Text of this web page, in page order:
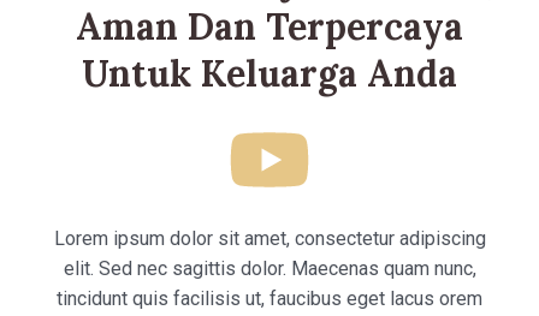
Aman Dan Terpercaya
Untuk Keluarga Anda
Lorem ipsum dolor sit amet, consectetur adipiscing
elit. Sed nec sagittis dolor. Maecenas quam nunc,
tincidunt quis facilisis ut, faucibus eget lacus orem